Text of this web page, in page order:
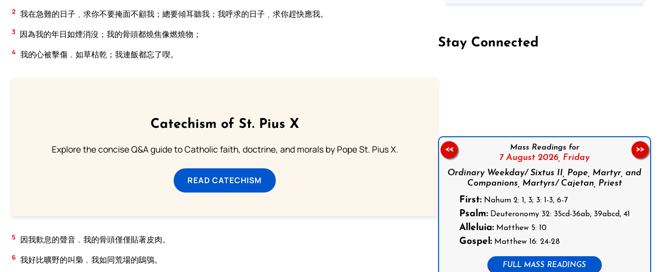
2 我在急難的日子﹑求你不要掩面不顧我；總要傾耳聽我；我呼求的日子﹑求你趕快應我。
3 因為我的年日如煙消沒；我的骨頭都燒焦像燃燒物；
4 我的心被擊傷﹐如草枯乾；我連飯都忘了喫。
Catechism of St. Pius X
Explore the concise Q&A guide to Catholic faith, doctrine, and morals by Pope St. Pius X.
READ CATECHISM
5 因我歎息的聲音﹐我的骨頭僅僅貼著皮肉。
6 我好比曠野的叫梟﹐我如同荒場的鴟鴞。
Stay Connected
Mass Readings for
7 August 2026, Friday
Ordinary Weekday/ Sixtus II, Pope, Martyr, and
Companions, Martyrs/ Cajetan, Priest
First:Nahum 2: 1, 3; 3: 1-3, 6-7
Psalm:Deuteronomy 32: 35cd-36ab, 39abcd, 41
Alleluia:Matthew 5: 10
Gospel:Matthew 16: 24-28
FULL MASS READINGS
<< >>